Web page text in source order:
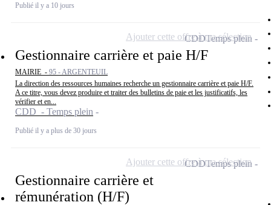
Publié il y a 10 jours
Gestionnaire carrière et paie H/F
MAIRIE - 95 - ARGENTEUIL
La direction des ressources humaines recherche un gestionnaire carrière et paie H/F.
A ce titre, vous devez produire et traiter des bulletins de paie et les justificatifs, les
vérifier et en...
CDD - Temps plein
Publié il y a plus de 30 jours
CDDTemps plein
Ajouter cette offre à ma sélection
Gestionnaire carrière et
rémunération (H/F)
CDDTemps plein
Ajouter cette offre à ma sélection